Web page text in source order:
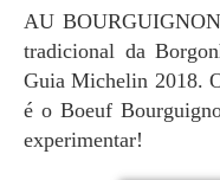
AU BOURGUIGNON DU MARAIS é um restaurante
tradicional da
Guia Michelin 2018.
é o Boeuf
experimentar!